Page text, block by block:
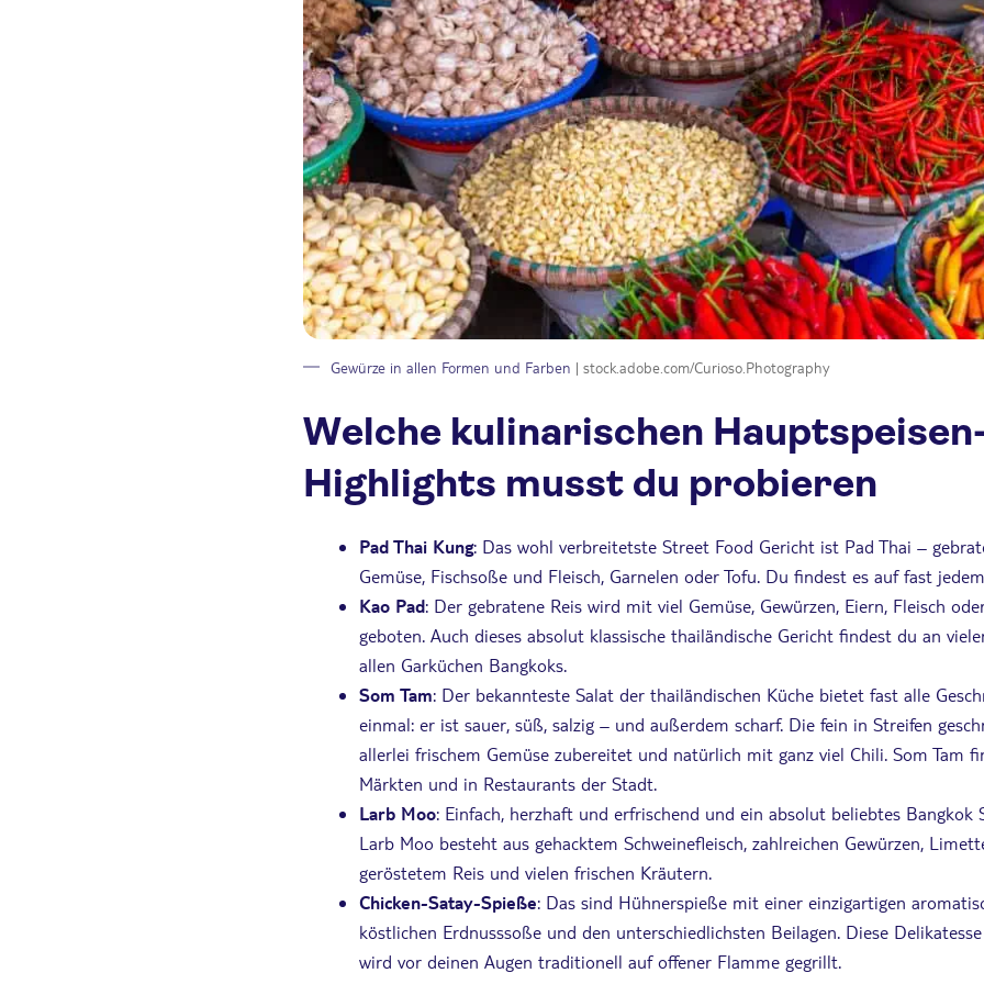
Gewürze in allen Formen und Farben | stock.adobe.com/Curioso.Photography
Welche kulinarischen
Highlights musst du probieren
Pad Thai Kung: Das wohl verbreitetste Street Food Gericht ist Pad Thai –
Gemüse, Fischsoße und Fleisch, Garnelen oder Tofu. Du findest es auf fast
Kao Pad: Der gebratene Reis wird mit viel Gemüse, Gewürzen, Eiern, Fleisch
geboten. Auch dieses absolut klassische thailändische Gericht findest du an
allen Garküchen Bangkoks.
Som Tam: Der bekannteste Salat der thailändischen Küche bietet fast alle
einmal: er ist sauer, süß, salzig – und außerdem scharf. Die fein in Streifen
allerlei frischem Gemüse zubereitet und natürlich mit ganz viel Chili. Som Tam
Märkten und in Restaurants der Stadt.
Larb Moo: Einfach, herzhaft und erfrischend und ein absolut beliebtes Bangkok
Larb Moo besteht aus gehacktem Schweinefleisch, zahlreichen Gewürzen,
geröstetem Reis und vielen frischen Kräutern.
Chicken-Satay-Spieße: Das sind Hühnerspieße mit einer einzigartigen
köstlichen Erdnusssoße und den unterschiedlichsten Beilagen. Diese
wird vor deinen Augen traditionell auf offener Flamme gegrillt.